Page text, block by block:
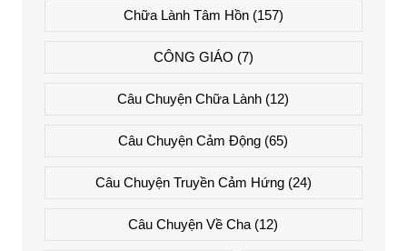
Chữa Lành Tâm Hồn(157)
CÔNG GIÁO (7)
Câu Chuyện Chữa Lành (12)
Câu Chuyện Cảm Động (65)
Câu Chuyện Truyền Cảm Hứng(24)
Câu Chuyện Về Cha (12)